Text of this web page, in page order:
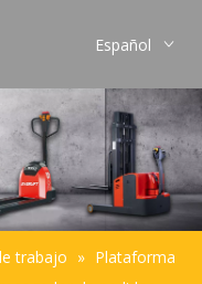
Español
Français
Pусский
Português
trabajo » Plataforma